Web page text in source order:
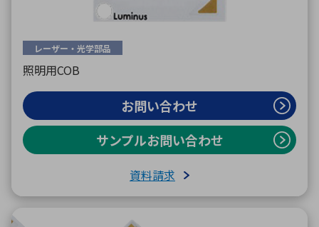
レーザー・光学部品
照明用COB
お問い合わせ
サンプルお問い合わせ
資料請求